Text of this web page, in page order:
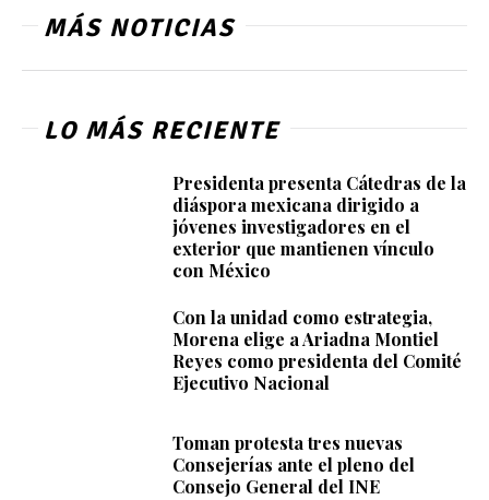
MÁS NOTICIAS
LO MÁS RECIENTE
Presidenta presenta Cátedras de la
diáspora mexicana dirigido a
jóvenes investigadores en el
exterior que mantienen vínculo
con México
Con la unidad como estrategia,
Morena elige a Ariadna Montiel
Reyes como presidenta del Comité
Ejecutivo Nacional
Toman protesta tres nuevas
Consejerías ante el pleno del
Consejo General del INE